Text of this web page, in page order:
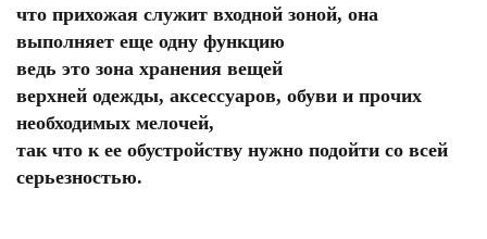
что прихожая служит входной зоной, она
выполняет еще одну функцию
ведь это зона хранения вещей
верхней одежды, аксессуаров, обуви и прочих
необходимых мелочей,
так что к ее обустройству нужно подойти со всей
серьезностью.